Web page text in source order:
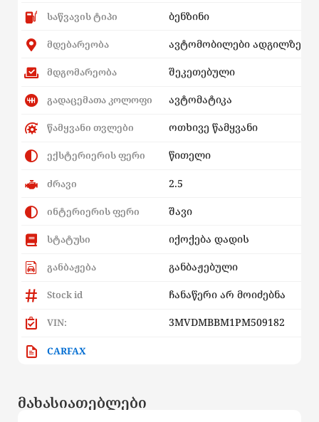
საწვავის ტიპი ბენზინი
მდებარეობა ავტომობილები ადგილზე
მდგომარეობა შეკეთებული
გადაცემათა კოლოფი ავტომატიკა
წამყვანი თვლები ოთხივე წამყვანი
ექსტერიერის ფერი წითელი
ძრავი 2.5
ინტერიერის ფერი შავი
სტატუსი იქოქება დადის
განბაჟება განბაჟებული
Stock id ჩანაწერი არ მოიძებნა
VIN: 3MVDMBBM1PM509182
CARFAX
მახასიათებლები